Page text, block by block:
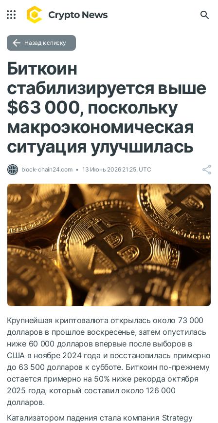
Назад к списку
Биткоин
стабилизируется выше
$63 000, поскольку
макроэкономическая
ситуация улучшилась
block-chain24.com 13 Июнь 2026 21:25, UTC
Крупнейшая криптовалюта открылась около 73 000
долларов в прошлое воскресенье, затем опустилась
ниже 60 000 долларов впервые после выборов в
США в ноябре 2024 года и восстановилась примерно
до 63 500 долларов к субботе. Биткоин по-прежнему
остается примерно на 50% ниже рекорда октября
2025 года, который составил около 126 000
долларов.
Катализатором падения стала компания Strategy